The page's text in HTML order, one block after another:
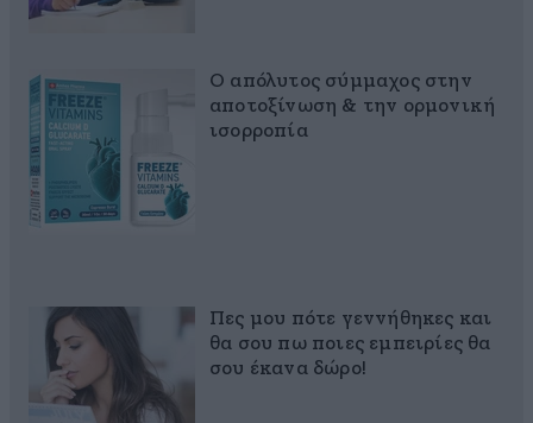
Ο απόλυτος σύμμαχος στην
αποτοξίνωση & την ορμονική
ισορροπία
Πες μου πότε γεννήθηκες και
θα σου πω ποιες εμπειρίες θα
σου έκανα δώρο!